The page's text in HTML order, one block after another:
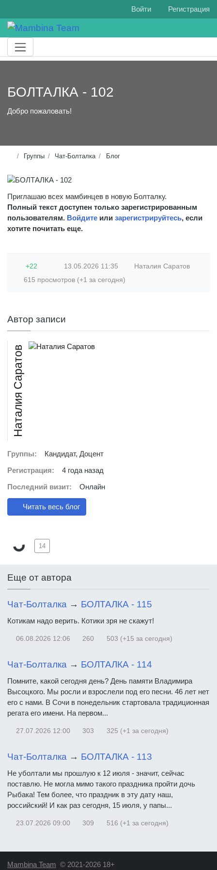
Войти Регистрация
БОЛТАЛКА - 102
Добро пожаловать!
Группы Чат-Болталка Блог
Приглашаю всех мамбинцев в новую Болталку.
Полный текст доступен только зарегистрированным
пользователям. Войдите или зарегистрируйтесь, если
хотите почитать еще.
+22 13.05.2026 11:35
Наталия Саратов
615 просмотров (+1 за сегодня)
Автор записи
Наталия Саратов
Группы:
Кандидат, Доцент
Регистрация:
4 года назад
Последний визит:
Онлайн
Читать весь блог
14
Еще от автора
Чат-Болталка → БОЛТАЛКА - 115
Котикам надо верить. Котики зря не скажут!
06.08.2026 12:06 260 503 (+15 за сегодня)
Чат-Болталка → БОЛТАЛКА - 114
Помните, какой сегодня день? День памяти Владимира
Высоцкого. Мы росли и взрослели под его песни. 46 лет нет
его с нами. В Сочи в понедельник стартовала традиционная
регата его имени. На первом...
27.07.2026 12:00 303 325 (+1 за сегодня)
Чат-Болталка → БОЛТАЛКА - 113
Не уболтали мы прошлую к 12 июля - значит, сейчас
поставлю. Не могла мимо такого праздника пройти дочь
Рыбака! Тем более, что праздник в эту дату наш,
российский! И как раз сегодня, 15 июля, у папы...
23.07.2026 09:00 309 516 (+1 за сегодня)
Mambina Team © 2021-2026 18+